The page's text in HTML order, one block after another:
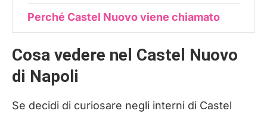
Perché Castel Nuovo viene chiamato
Maschio Angioino
Dove dormire a Napoli
Cosa vedere nel Castel Nuovo
di Napoli
Se decidi di curiosare negli interni di Castel